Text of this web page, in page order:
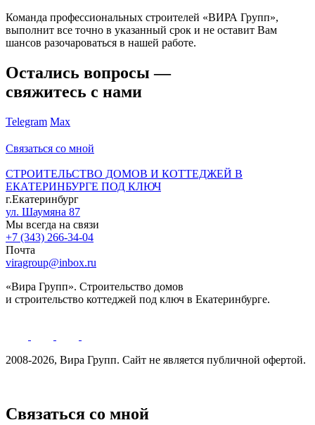
Команда профессиональных строителей «ВИРА Групп»,
выполнит все точно в указанный срок и не оставит Вам
шансов разочароваться в нашей работе.
Остались вопросы —
свяжитесь с нами
Telegram Max
Связаться со мной
СТРОИТЕЛЬСТВО ДОМОВ И КОТТЕДЖЕЙ В
ЕКАТЕРИНБУРГЕ ПОД КЛЮЧ
г.Екатеринбург
ул. Шаумяна 87
Мы всегда на связи
+7 (343) 266-34-04
Почта
viragroup@inbox.ru
«Вира Групп». Строительство домов
и строительство коттеджей под ключ в Екатеринбурге.
2008-2026, Вира Групп. Cайт не является публичной офертой.
Связаться со мной